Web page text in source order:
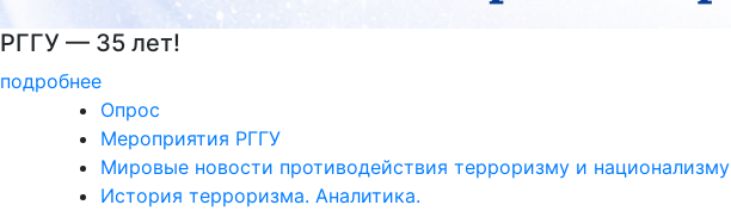
РГГУ — территория вежливости
подробнее
Опрос
Мероприятия РГГУ
Мировые новости противодействия терроризму и национализму
История терроризма. Аналитика.